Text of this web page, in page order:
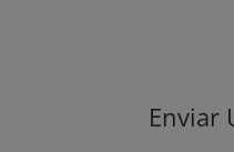
Enviar